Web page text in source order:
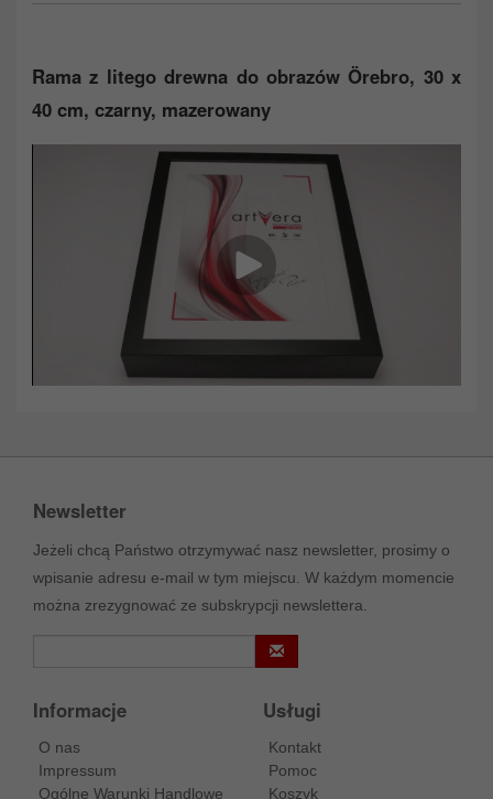
Rama z litego drewna do obrazów Örebro, 30 x
40 cm, czarny, mazerowany
Newsletter
Jeżeli chcą Państwo otrzymywać nasz newsletter, prosimy o
wpisanie adresu e-mail w tym miejscu. W każdym momencie
można zrezygnować ze subskrypcji newslettera.
Informacje
O nas
Impressum
Ogólne Warunki Handlowe
Usługi
Kontakt
Pomoc
Koszyk